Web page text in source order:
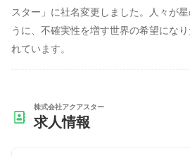
スター」に社名変更しました。人々が
うに、不確実性を増す世界の希望にな
れています。
株式会社アクアスター
求人情報